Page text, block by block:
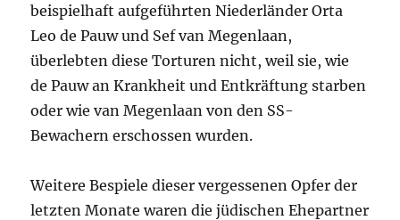
beispielhaft aufgeführten Niederländer Orta
Leo de Pauw und Sef van Megenlaan,
überlebten diese Torturen nicht, weil sie, wie
de Pauw an Krankheit und Entkräftung starben
oder wie van Megenlaan von den SS-
Bewachern erschossen wurden.
Weitere Bespiele dieser vergessenen Opfer der
letzten Monate waren die jüdischen Ehepartner